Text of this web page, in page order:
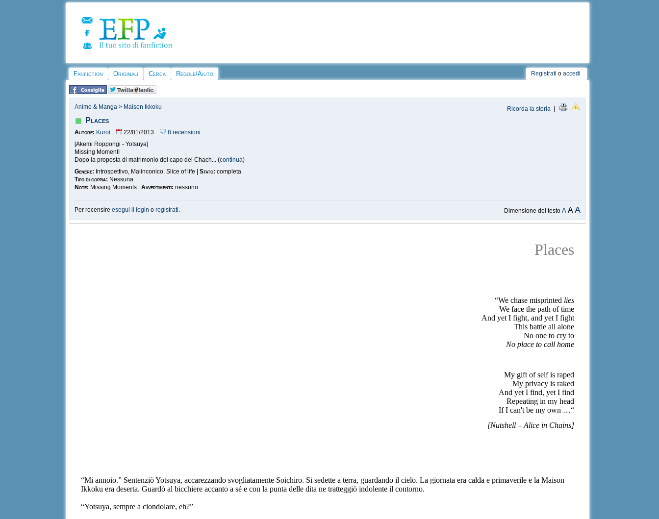
Fanfiction Originali Cerca Regole/Aiuto Registrati o accedi
Anime & Manga > Maison Ikkoku Ricorda la storia |
Places
Autore: Kuroi 22/01/2013
8 recensioni
[Akemi Roppongi - Yotsuya]
Missing Moment!
Dopo la proposta di matrimonio del capo del Chach... (continua)
Genere: Introspettivo, Malinconico, Slice of life |Stato: completa
Tipo di coppia: Nessuna
Note: Missing Moments |Avvertimenti: nessuno
Per recensireesegui il login oregistrati. Dimensione del testoA AA
Places
“We chase misprinted lies
We face the path of time
And yet I fight, and yet I fight
This battle all alone
No one to cry to
No place to call home
My gift of self is raped
My privacy is raked
And yet I find, yet I find
Repeating in my head
If I can't be my own …“
[Nutshell – Alice in Chains]
“Mi annoio.” Sentenziò Yotsuya, accarezzando svogliatamente Soichiro. Si sedette a terra, guardando il cielo. La giornata era calda e primaverile e la Maison
Ikkoku era deserta. Guardò al bicchiere accanto a sé e con la punta delle dita ne tratteggiò indolente il contorno.
“Yotsuya, sempre a ciondolare, eh?”